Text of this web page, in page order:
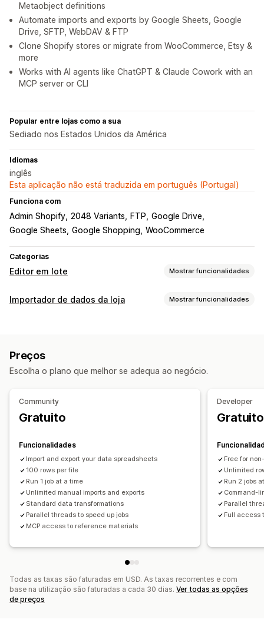
Metaobject definitions
Automate imports and exports by Google Sheets, Google
Drive, SFTP, WebDAV & FTP
Clone Shopify stores or migrate from WooCommerce, Etsy &
more
Works with AI agents like ChatGPT & Claude Cowork with an
MCP server or CLI
Popular entre lojas como a sua
Sediado nos Estados Unidos da América
Idiomas
inglês
Esta aplicação não está traduzida em português (Portugal)
Funciona com
Admin Shopify 2048 Variants FTP Google Drive
Google Sheets Google Shopping WooCommerce
Categorias
Editor em lote Mostrar funcionalidades
Recursos editáveis
Ações
Assistência de IA
Importação e exportação de CSV
Migração de dados
Tarefas programadas
Importador de dados da loja Mostrar funcionalidades
Sincronização de inventário
Sincronização de preços Sincronização de produtos
Exportação programada
FTP/SFTP Assistência a ficheiros grandes
Atualizações em lote
Descontos
Inventário
Metacampos
Mudar de plataforma
Preços
Escolha o plano que melhor se adequa ao negócio.
Community
Gratuito
Funcionalidades
Import and export your data spreadsheets
100 rows per file
Run 1 job at a time
Unlimited manual imports and exports
Standard data transformations
Parallel threads to speed up jobs
MCP access to reference materials
Developer
Gratuito
Free for
Unlimited
Run 2 jobs
Command-
Parallel
Full access
Todas as taxas são faturadas em USD. As taxas recorrentes e com
base na utilização são faturadas a cada 30 dias. Ver todas as opções
de preços